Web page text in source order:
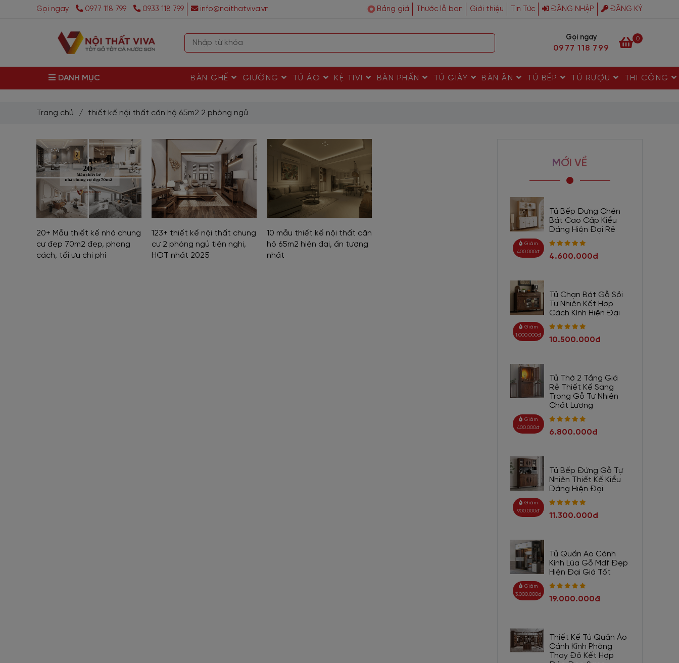
Gọi ngay 0977 118 799 0933 118 799 info@noithatviva.vn Bảng giá Thước lỗ ban Giới thiệu Tin Tức ĐĂNG NHẬP ĐĂNG KÝ
Gọi ngay
0977 118 799
0
DANH MỤC BÀN GHẾ GIƯỜNG TỦ ÁO KỆ TIVI BÀN PHẤN TỦ GIÀY BÀN ĂN TỦ BẾP TỦ RƯỢU THI CÔNG
Trang chủ / thiết kế nội thất căn hộ 65m2 2 phòng ngủ
20+ Mẫu thiết kế nhà chung
cư đẹp 70m2 đẹp, phong
cách, tối ưu chi phí
123+ thiết kế nội thất chung
cư 2 phòng ngủ tiện nghi,
HOT nhất 2025
10 mẫu thiết kế nội thất căn
hộ 65m2 hiện đại, ấn tượng
nhất
MỚI VỀ
Giảm
400.000đ
Tủ Bếp Đựng Chén
Bát Cao Cấp Kiểu
Dáng Hiện Đại Rẻ
4.600.000đ
Giảm
1.000.000đ
Tủ Chạn Bát Gỗ Sồi
Tự Nhiên Kết Hợp
Cách Kính Hiện Đại
10.500.000đ
Giảm
400.000đ
Tủ Thờ 2 Tầng Giá
Rẻ Thiết Kế Sang
Trọng Gỗ Tự Nhiên
Chất Lượng
6.800.000đ
Giảm
900.000đ
Tủ Bếp Đứng Gỗ Tự
Nhiên Thiết Kế Kiểu
Dáng Hiện Đại
11.300.000đ
Giảm
3.000.000đ
Tủ Quần Áo Cánh
Kính Lùa Gỗ Mdf Đẹp
Hiện Đại Giá Tốt
19.000.000đ
Thiết Kế Tủ Quần Áo
Cánh Kính Phòng
Thay Đồ Kết Hợp